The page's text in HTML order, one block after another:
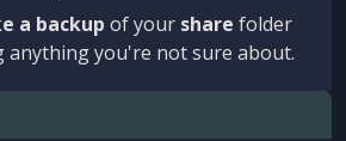
a backup of your share folder
anything you're not sure about.